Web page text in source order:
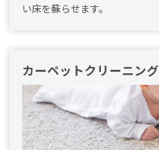
い床を蘇らせます。
カーペットクリーニング